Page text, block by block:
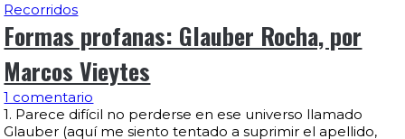
Recorridos
Formas profanas: Glauber Rocha, por
Marcos Vieytes
1 comentario
1. Parece difícil no perderse en ese universo llamado
Glauber (aquí me siento tentado a suprimir el apellido,